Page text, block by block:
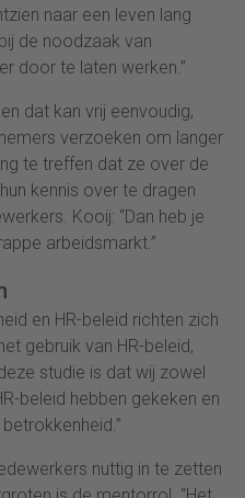
naar een leven lang
de noodzaak van
door te laten werken.”
dat kan vrij eenvoudig,
verzoeken om langer
te treffen dat ze over de
kennis over te dragen
Kooij: “Dan heb je
arbeidsmarkt.”
en HR-beleid richten zich
gebruik van HR-beleid,
studie is dat wij zowel
beleid hebben gekeken en
nuttig in te zetten